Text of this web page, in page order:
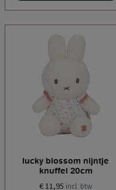
lucky blossom nijntje
knuffel 20cm
€ 11,95 incl. btw